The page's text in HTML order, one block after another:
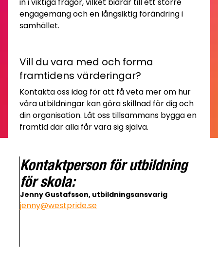
engagemang och en långsiktig förändring i
samhället.
Vill du vara med och forma
framtidens värderingar?
Kontakta oss idag för att få veta mer om hur
våra utbildningar kan göra skillnad för dig och
din organisation. Låt oss tillsammans bygga en
framtid där alla får vara sig själva.
Kontaktperson för utbildning
för skola:
Jenny Gustafsson, utbildningsansvarig
jenny@westpride.se